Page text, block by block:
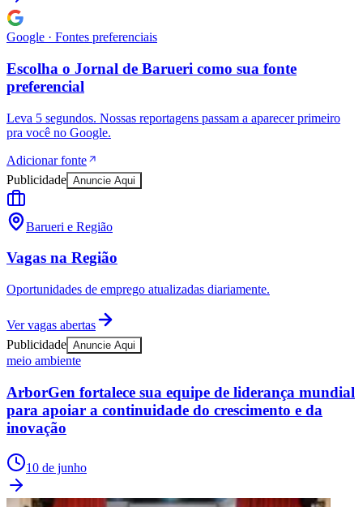
Google · Fontes preferenciais
Escolha o Jornal de Barueri como sua fonte
preferencial
Leva 5 segundos. Nossas reportagens passam a aparecer primeiro
pra você no Google.
Adicionar fonte
Publicidade Anuncie Aqui
Barueri e Região
Vagas na Região
Oportunidades de emprego atualizadas diariamente.
Ver vagas abertas
Publicidade Anuncie Aqui
meio ambiente
ArborGen fortalece sua equipe de liderança mundial
para apoiar a continuidade do crescimento e da
inovação
10 de junho